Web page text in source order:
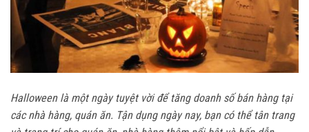
Halloween là một ngày tuyệt vời để tăng doanh số bán hàng tại
các nhà hàng, quán ăn. Tận dụng ngày nay, bạn có thể tân trang